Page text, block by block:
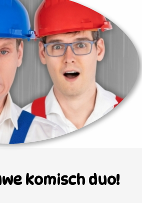
komisch duo!